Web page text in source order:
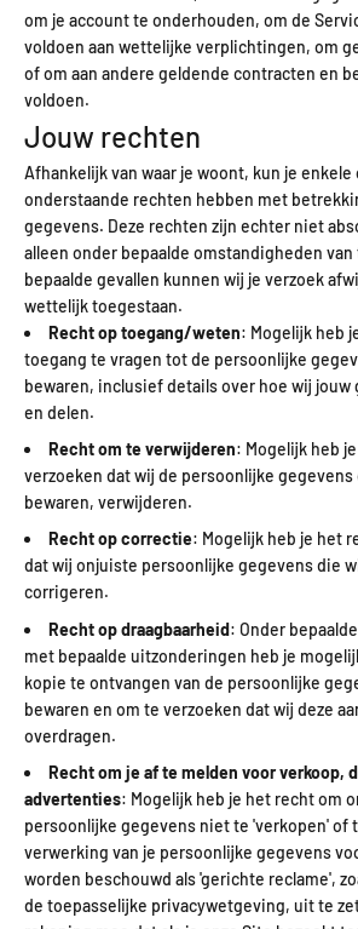
om je account te onderhouden, om de
voldoen aan wettelijke verplichtingen, om
of om aan andere geldende contracten en
voldoen.
Jouw rechten
Afhankelijk van waar je woont, kun je enkele
onderstaande rechten hebben met
gegevens. Deze rechten zijn echter niet
alleen onder bepaalde omstandigheden
bepaalde gevallen kunnen wij je verzoek
wettelijk toegestaan.
Recht op toegang/weten: Mogelijk heb
toegang te vragen tot de persoonlijke
bewaren, inclusief details over hoe wij jouw
en delen.
Recht om te verwijderen: Mogelijk heb
verzoeken dat wij de persoonlijke gegevens
bewaren, verwijderen.
Recht op correctie: Mogelijk heb je het
dat wij onjuiste persoonlijke gegevens die
corrigeren.
Recht op draagbaarheid: Onder
met bepaalde uitzonderingen heb je
kopie te ontvangen van de persoonlijke
bewaren en om te verzoeken dat wij deze
overdragen.
Recht om je af te melden voor verkoop,
advertenties: Mogelijk heb je het recht om
persoonlijke gegevens niet te 'verkopen' of
verwerking van je persoonlijke gegevens
worden beschouwd als 'gerichte reclame',
de toepasselijke privacywetgeving, uit te